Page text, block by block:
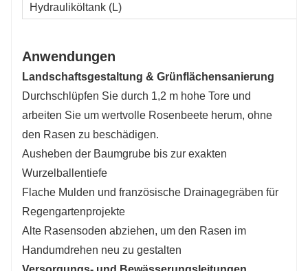
Hydrauliköltank (L)
Anwendungen
Landschaftsgestaltung & Grünflächensanierung
Durchschlüpfen Sie durch 1,2 m hohe Tore und
arbeiten Sie um wertvolle Rosenbeete herum, ohne
den Rasen zu beschädigen.
Ausheben der Baumgrube bis zur exakten
Wurzelballentiefe
Flache Mulden und französische Drainagegräben für
Regengartenprojekte
Alte Rasensoden abziehen, um den Rasen im
Handumdrehen neu zu gestalten